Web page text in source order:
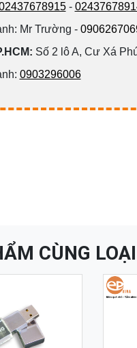
-
Mr Trường -
Số 2 lô A, Cư Xá
0903296006
CÙNG LOẠI